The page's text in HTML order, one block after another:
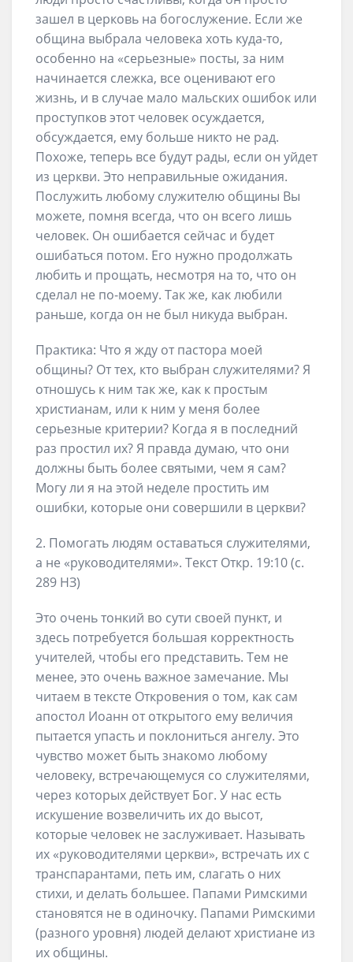
зашел в церковь на богослужение. Если же
община выбрала человека хоть куда-то,
особенно на «серьезные» посты, за ним
начинается слежка, все оценивают его
жизнь, и в случае мало мальских ошибок или
проступков этот человек осуждается,
обсуждается, ему больше никто не рад.
Похоже, теперь все будут рады, если он уйдет
из церкви. Это неправильные ожидания.
Послужить любому служителю общины Вы
можете, помня всегда, что он всего лишь
человек. Он ошибается сейчас и будет
ошибаться потом. Его нужно продолжать
любить и прощать, несмотря на то, что он
сделал не по-моему. Так же, как любили
раньше, когда он не был никуда выбран.
Практика: Что я жду от пастора моей
общины? От тех, кто выбран служителями? Я
отношусь к ним так же, как к простым
христианам, или к ним у меня более
серьезные критерии? Когда я в последний
раз простил их? Я правда думаю, что они
должны быть более святыми, чем я сам?
Могу ли я на этой неделе простить им
ошибки, которые они совершили в церкви?
2. Помогать людям оставаться служителями,
а не «руководителями». Текст Откр. 19:10 (с.
289 НЗ)
Это очень тонкий во сути своей пункт, и
здесь потребуется большая корректность
учителей, чтобы его представить. Тем не
менее, это очень важное замечание. Мы
читаем в тексте Откровения о том, как сам
апостол Иоанн от открытого ему величия
пытается упасть и поклониться ангелу. Это
чувство может быть знакомо любому
человеку, встречающемуся со служителями,
через которых действует Бог. У нас есть
искушение возвеличить их до высот,
которые человек не заслуживает. Называть
их «руководителями церкви», встречать их с
транспарантами, петь им, слагать о них
стихи, и делать большее. Папами Римскими
становятся не в одиночку. Папами Римскими
(разного уровня) людей делают христиане из
их общины.